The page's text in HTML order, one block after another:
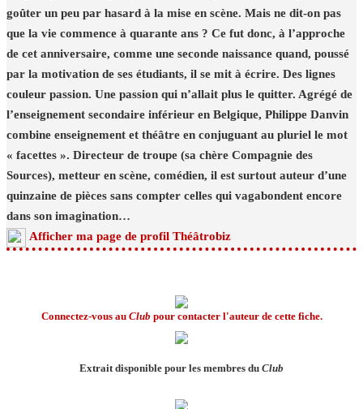
goûter un peu par hasard à la mise en scène. Mais ne dit-on pas
que la vie commence à quarante ans ? Ce fut donc, à l’approche
de cet anniversaire, comme une seconde naissance quand, poussé
par la motivation de ses étudiants, il se mit à écrire. Des lignes
couleur passion. Une passion qui n’allait plus le quitter. Agrégé de
l’enseignement secondaire inférieur en Belgique, Philippe Danvin
combine enseignement et théâtre en conjuguant au pluriel le mot
« facettes ». Directeur de troupe (sa chère Compagnie des
Sources), metteur en scène, comédien, il est surtout auteur d’une
quinzaine de pièces sans compter celles qui vagabondent encore
dans son imagination…
Afficher ma page de profil Théâtrobiz
Connectez-vous au Club pour contacter l'auteur de cette fiche.
Extrait disponible pour les membres du Club